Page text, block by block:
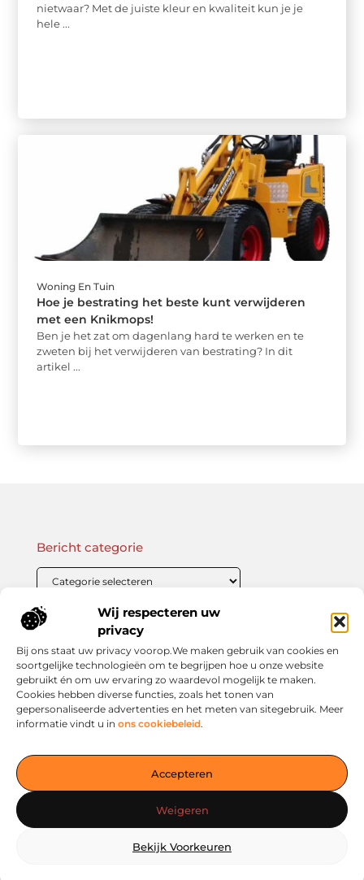
Wij respecteren uw
privacy
Bij ons staat uw privacy voorop.We maken gebruik van cookies en
soortgelijke technologieën om te begrijpen hoe u onze website
gebruikt én om uw ervaring zo waardevol mogelijk te maken.
Cookies hebben diverse functies, zoals het tonen van
gepersonaliseerde advertenties en het meten van sitegebruik. Meer
informatie vindt u in ons cookiebeleid.
Accepteren
Weigeren
Bekijk Voorkeuren
nietwaar? Met de juiste kleur en kwaliteit kun je je
hele ...
Woning En Tuin
Hoe je bestrating het beste kunt verwijderen
met een Knikmops!
Ben je het zat om dagenlang hard te werken en te
zweten bij het verwijderen van bestrating? In dit
artikel ...
— Verken prikkelende blogs, slimme inzichten en praktische
tips voor een bewuster en slimmer leven. Alles overzichtelijk
verzameld op één platform. Begin vandaag nog op living-
smart.nl!
Onze informatie
Bericht categorie